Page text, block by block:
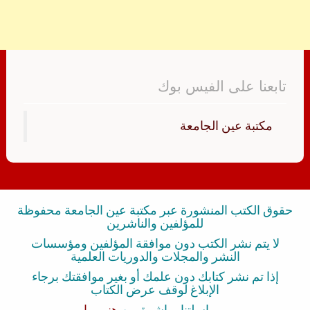
تابعنا على الفيس بوك
‏مكتبة عين الجامعة‏
حقوق الكتب المنشورة عبر مكتبة عين الجامعة محفوظة
للمؤلفين والناشرين
لا يتم نشر الكتب دون موافقة المؤلفين ومؤسسات
النشر والمجلات والدوريات العلمية
إذا تم نشر كتابك دون علمك أو بغير موافقتك برجاء
الإبلاغ لوقف عرض الكتاب